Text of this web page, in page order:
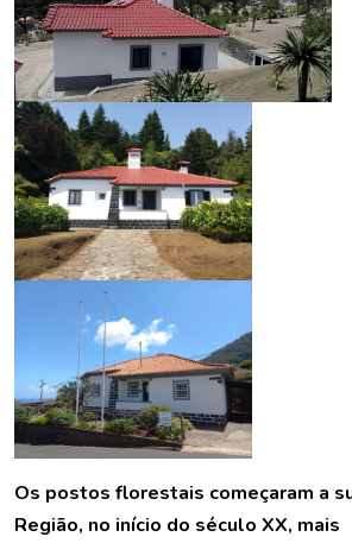
Os postos florestais começaram a
Região, no início do século XX, mais